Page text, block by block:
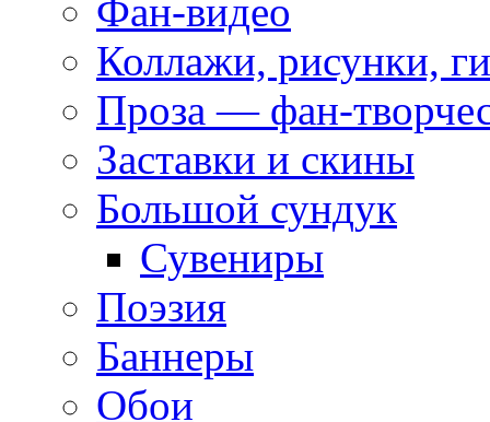
Фан-видео
Коллажи, рисунки,
Проза — фан-
Заставки и скины
Большой сундук
Сувениры
Поэзия
Баннеры
Обои